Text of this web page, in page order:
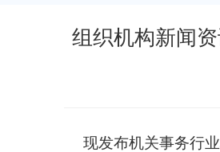
组织机构新闻
现发布机关事务行